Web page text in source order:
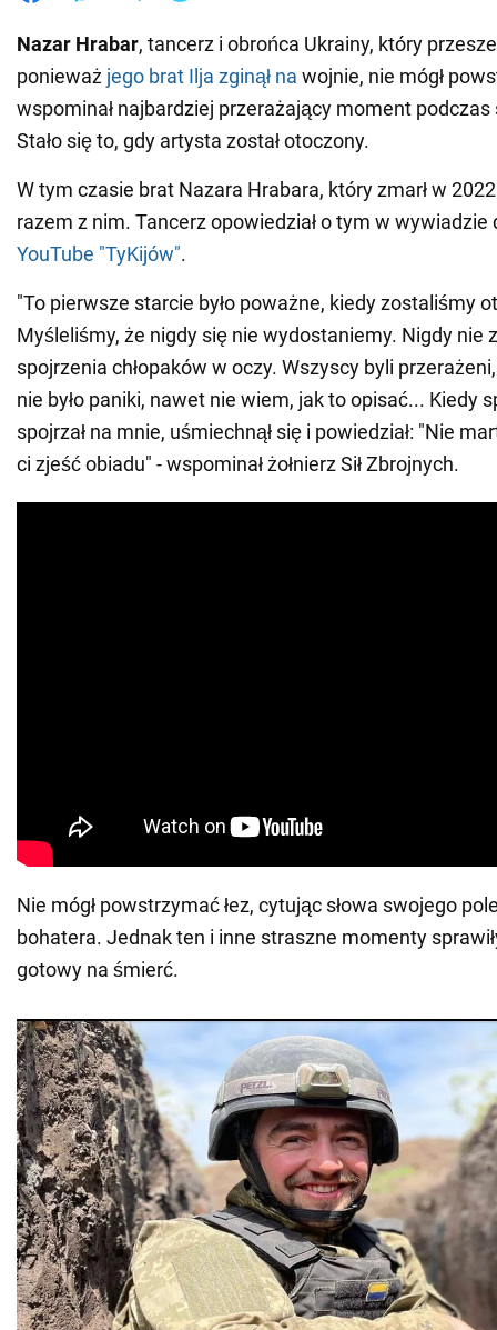
Nazar Hrabar, tancerz i obrońca Ukrainy, który
ponieważ jego brat Ilja zginął na wojnie, nie mógł
wspominał najbardziej przerażający moment podczas
Stało się to, gdy artysta został otoczony.
W tym czasie brat Nazara Hrabara, który zmarł w 2022
razem z nim. Tancerz opowiedział o tym w wywiadzie
YouTube "TyKijów".
"To pierwsze starcie było poważne, kiedy zostaliśmy
Myśleliśmy, że nigdy się nie wydostaniemy. Nigdy nie
spojrzenia chłopaków w oczy. Wszyscy byli
nie było paniki, nawet nie wiem, jak to opisać... Kiedy
spojrzał na mnie, uśmiechnął się i powiedział: "Nie
ci zjeść obiadu" - wspominał żołnierz Sił Zbrojnych.
Nie mógł powstrzymać łez, cytując słowa swojego
bohatera. Jednak ten i inne straszne momenty
gotowy na śmierć.